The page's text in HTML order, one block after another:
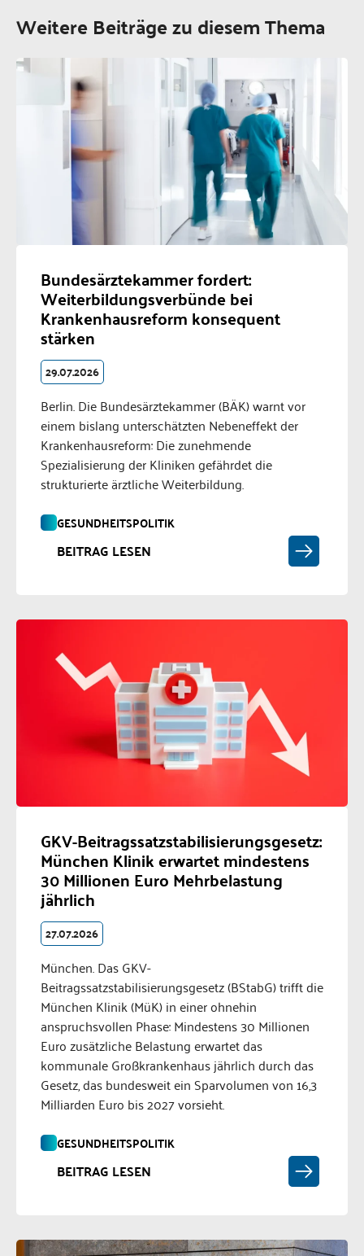
Weitere Beiträge zu diesem Thema
Bundesärztekammer fordert:
Weiterbildungsverbünde bei
Krankenhausreform konsequent
stärken
29.07.2026
Berlin. Die Bundesärztekammer (BÄK) warnt vor
einem bislang unterschätzten Nebeneffekt der
Krankenhausreform: Die zunehmende
Spezialisierung der Kliniken gefährdet die
strukturierte ärztliche Weiterbildung.
GESUNDHEITSPOLITIK
BEITRAG LESEN
GKV-Beitragssatzstabilisierungsgesetz:
München Klinik erwartet mindestens
30 Millionen Euro Mehrbelastung
jährlich
27.07.2026
München. Das GKV-
Beitragssatzstabilisierungsgesetz (BStabG) trifft die
München Klinik (MüK) in einer ohnehin
anspruchsvollen Phase: Mindestens 30 Millionen
Euro zusätzliche Belastung erwartet das
kommunale Großkrankenhaus jährlich durch das
Gesetz, das bundesweit ein Sparvolumen von 16,3
Milliarden Euro bis 2027 vorsieht.
GESUNDHEITSPOLITIK
BEITRAG LESEN